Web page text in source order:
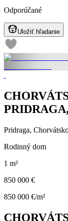
Odporúčané
Uložiť hľadanie
Pridraga,
Rodinný dom
1 m²
850 000 €
850 000 €/m²